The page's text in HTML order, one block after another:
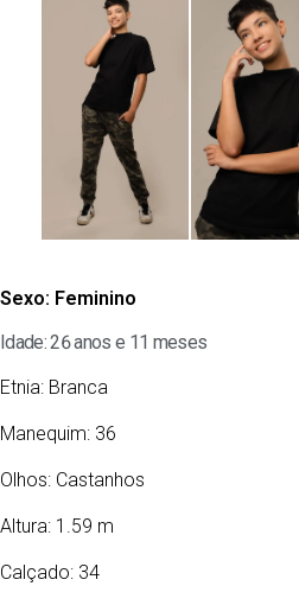
Sexo: Feminino
Idade: 26 anos e 11 meses
Etnia: Branca
Manequim: 36
Olhos: Castanhos
Altura: 1.59 m
Calçado: 34